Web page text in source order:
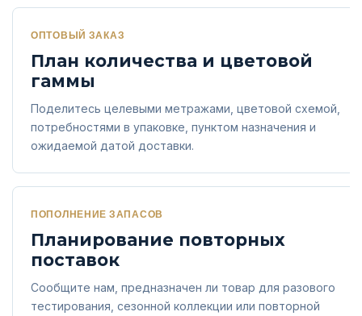
ОПТОВЫЙ ЗАКАЗ
План количества и цветовой
гаммы
Поделитесь целевыми метражами, цветовой схемой,
потребностями в упаковке, пунктом назначения и
ожидаемой датой доставки.
ПОПОЛНЕНИЕ ЗАПАСОВ
Планирование повторных
поставок
Сообщите нам, предназначен ли товар для разового
тестирования, сезонной коллекции или повторной